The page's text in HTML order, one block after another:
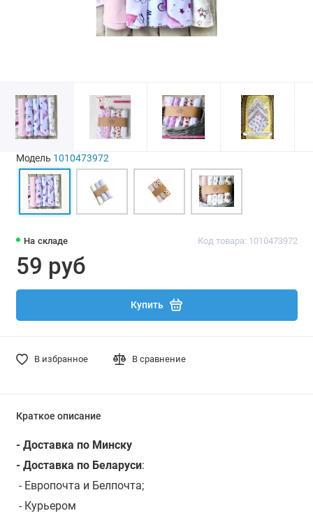
На складе Код товара: 1010473972
59 руб
Купить
В избранное В сравнение
Модель 1010473972
Краткое описание
- Доставка по Минску
- Доставка по Беларуси:
- Европочта и Белпочта;
- Курьером